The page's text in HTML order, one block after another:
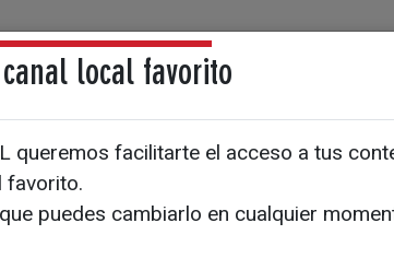
Directos Noticias
La miopía, un
en aumento
local favorito
queremos facilitarte el acceso a tus
favorito.
puedes cambiarlo en cualquier